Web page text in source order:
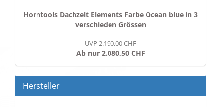
Horntools Dachzelt Elements Farbe Ocean blue in 3
verschieden Grössen
UVP 2.190,00 CHF
Ab nur 2.080,50 CHF
Hersteller